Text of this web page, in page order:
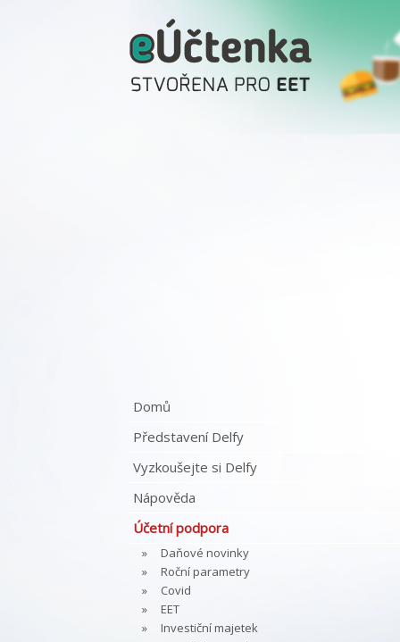
Domů
Představení Delfy
Vyzkoušejte si Delfy
Nápověda
Účetní podpora
Daňové novinky
Roční parametry
Covid
EET
Investiční majetek